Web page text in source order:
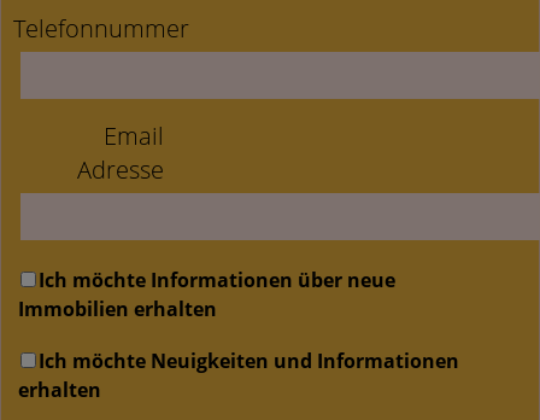
Telefonnummer
Email
Adresse
Ich möchte Informationen über neue
Immobilien erhalten
Ich möchte Neuigkeiten und Informationen
erhalten